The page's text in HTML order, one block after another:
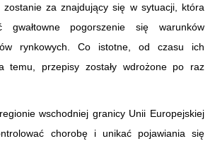
za znajdujący się w sytuacji, która
gwałtowne pogorszenie się warunków
rynkowych. Co istotne, od czasu ich
temu, przepisy zostały wdrożone po raz
wschodniej granicy Unii Europejskiej
chorobę i unikać pojawiania się